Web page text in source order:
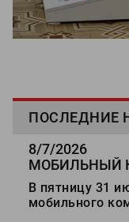
ПОСЛЕДНИЕ
8/7/2026
МОБИЛЬНЫЙ
ДОРОГ В
В пятницу 31
мобильного